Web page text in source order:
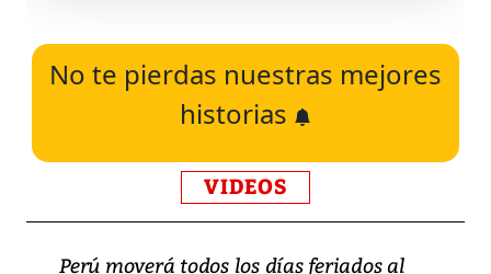
No te pierdas nuestras mejores
historias
VIDEOS
Perú moverá todos los días feriados al